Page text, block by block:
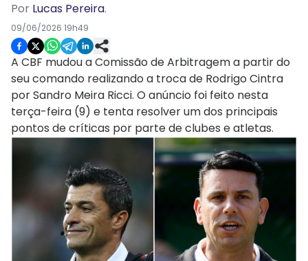
Por Lucas Pereira.
09/06/2026 19h49
A CBF mudou a Comissão de Arbitragem a partir do
seu comando realizando a troca de Rodrigo Cintra
por Sandro Meira Ricci. O anúncio foi feito nesta
terça-feira (9) e tenta resolver um dos principais
pontos de críticas por parte de clubes e atletas.